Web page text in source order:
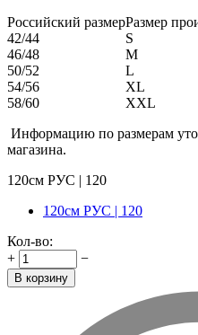
Российский размерРазмер
42/44
S
46/48
M
50/52
L
54/56
XL
58/60
XXL
Информацию по размерам
магазина.
120см РУС | 120
120см РУС | 120
Кол-во:
+
−
В корзину